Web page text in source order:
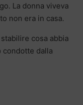
La donna viveva
non era in casa.
cosa abbia
condotte dalla